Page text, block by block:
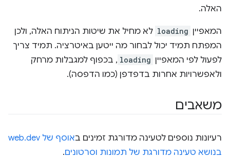
האלה.
המאפיין loading לא מחיל את שיטות הניתוח האלה, ולכן
המפתח תמיד יכול לבחור מה ייטען באיטרציה. תמיד צריך
לפעול לפי המאפיין loading , בכפוף למגבלות מרחק
ולאפשרויות אחרות בדפדפן (כמו הדפסה).
משאבים
רעיונות נוספים לטעינה מדורגת זמינים ב
אוסף של web.dev
בנושא טעינה מדורגת של תמונות וסרטונים.